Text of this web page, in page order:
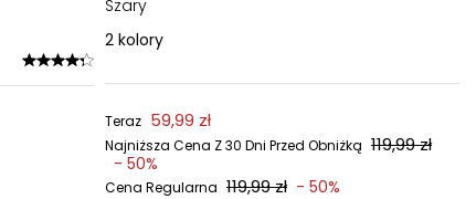
Szary
2 kolory
Teraz 59,99 zł
Najniższa Cena Z 30 Dni Przed Obniżką 119,99 zł
- 50%
Cena Regularna 119,99 zł - 50%